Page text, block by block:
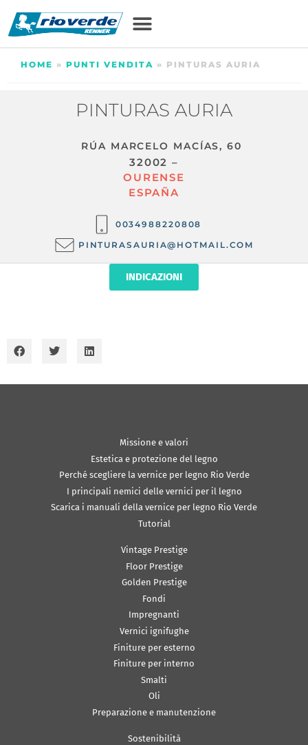
HOME » PUNTI VENDITA » PINTURAS AURIA
PINTURAS AURIA
RÚA MARCELO MACÍAS, 60
32002 –
OURENSE
ESPAÑA
0034988220808
PINTURASAURIA@HOTMAIL.COM
INDICAZIONI
Missione e valori
Estetica e protezione del legno
Perché scegliere la vernice per legno Rio Verde
I principali nemici delle vernici per il legno
Scarica i manuali della vernice per legno Rio Verde
Tutorial
Vintage Prestige
Floor Prestige
Golden Prestige
Fondi
Impregnanti
Vernici ignifughe
Finiture per esterno
Finiture per interno
Smalti
Oli
Preparazione e manutenzione
Sostenibilità